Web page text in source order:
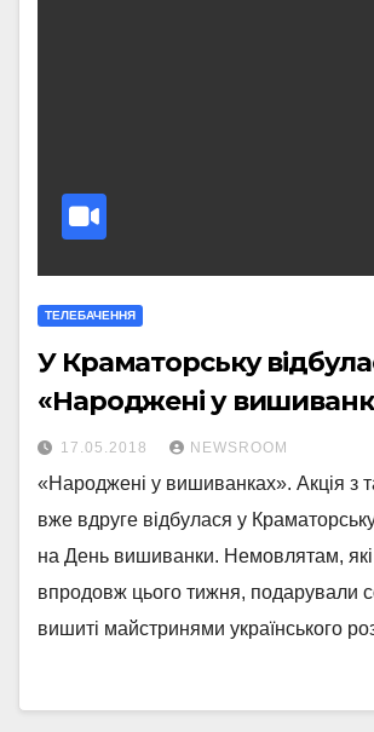
ТЕЛЕБАЧЕННЯ
У Краматорську
«Народжені у
17.05.2018 NEWSROOM
«Народжені у вишиванках». Акція з
вже вдруге відбулася у
на День вишиванки. Немовлятам,
впродовж цього тижня, подарували
вишиті майстринями українського